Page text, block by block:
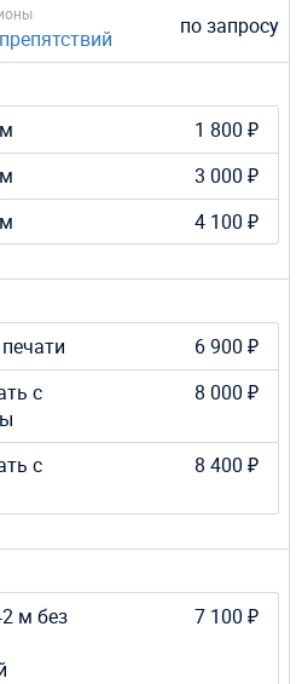
по запросу
1 800 ₽
3 000 ₽
4 100 ₽
6 900 ₽
с
8 000 ₽
с
8 400 ₽
м без
7 100 ₽